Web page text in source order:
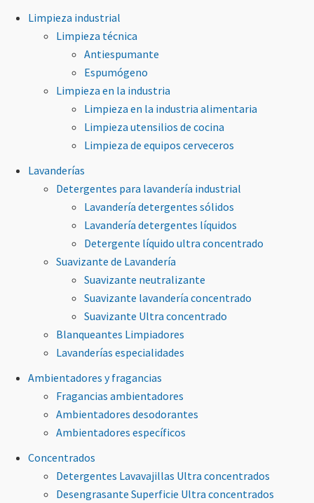
Limpieza industrial
Limpieza técnica
Antiespumante
Espumógeno
Limpieza en la industria
Limpieza en la industria alimentaria
Limpieza utensilios de cocina
Limpieza de equipos cerveceros
Lavanderías
Detergentes para lavandería industrial
Lavandería detergentes sólidos
Lavandería detergentes líquidos
Detergente líquido ultra concentrado
Suavizante de Lavandería
Suavizante neutralizante
Suavizante lavandería concentrado
Suavizante Ultra concentrado
Blanqueantes Limpiadores
Lavanderías especialidades
Ambientadores y fragancias
Fragancias ambientadores
Ambientadores desodorantes
Ambientadores específicos
Concentrados
Detergentes Lavavajillas Ultra concentrados
Desengrasante Superficie Ultra concentrados